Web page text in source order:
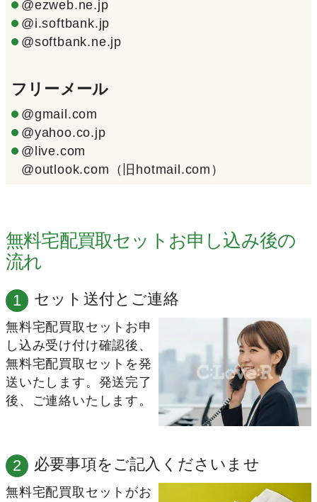
@ezweb.ne.jp
@i.softbank.jp
@softbank.ne.jp
フリーメール
@gmail.com
@yahoo.co.jp
@live.com
@outlook.com（旧hotmail.com）
無料宅配買取セットお申し込み後の
流れ
1 セット送付とご連絡
無料宅配買取セットお申
し込み受け付け確認後、
無料宅配買取セットを発
送いたします。発送完了
後、ご連絡いたします。
2 必要事項をご記入くださいませ
無料宅配買取セットがお